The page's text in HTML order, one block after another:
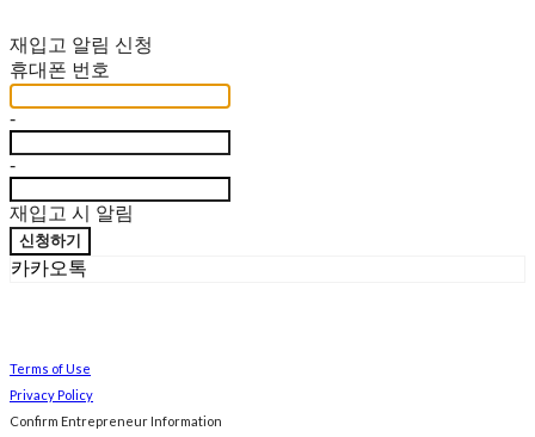
재입고 알림 신청
휴대폰 번호
-
-
재입고 시 알림
신청하기
카카오톡
Terms of Use
Privacy Policy
Confirm Entrepreneur Information